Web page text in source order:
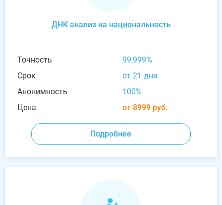
ДНК анализ на национальность
Точность
99,999%
Срок
от 21 дня
Анонимность
100%
Цена
от 8999 руб.
Подробнее